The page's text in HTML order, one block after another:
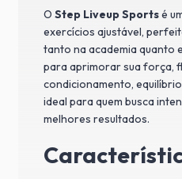
O Step Liveup Sportsé
exercícios ajustável,
tanto na academia quanto
para aprimorar sua força,
condicionamento,
ideal para quem busca
melhores resultados.